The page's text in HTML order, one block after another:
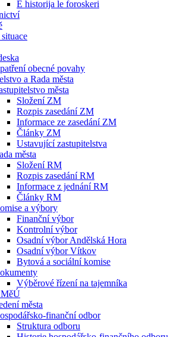
E historija le foroskeri
obecné povahy
a Rada města
města
Složení ZM
Rozpis zasedání ZM
Informace ze zasedání ZM
Články ZM
Ustavující zastupitelstva
města
Složení RM
Rozpis zasedání RM
Informace z jednání RM
Články RM
a výbory
Finanční výbor
Kontrolní výbor
Osadní výbor Andělská Hora
Osadní výbor Vítkov
Bytová a sociální komise
Výběrové řízení na tajemníka
města
finanční odbor
Struktura odboru